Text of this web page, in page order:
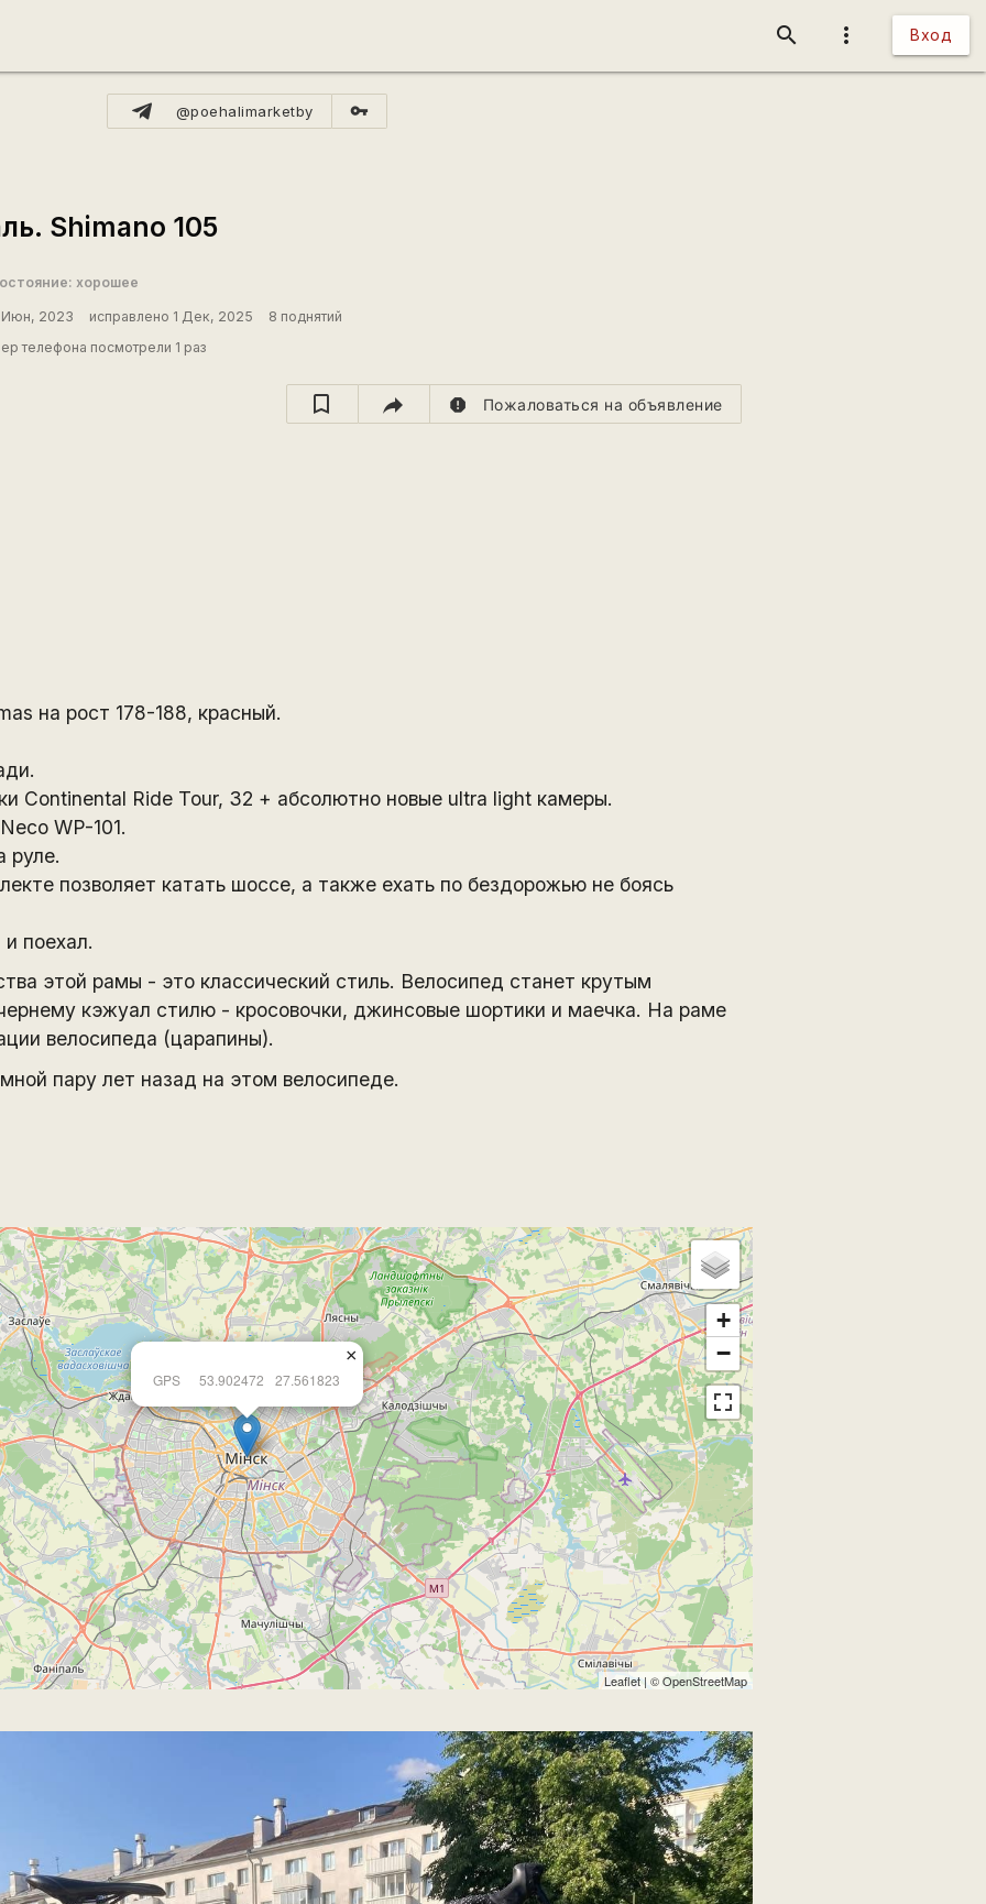
more_vert Вход
search
@poehalimarketby vpn_key
Shimano 105
хорошее
Июн, 2023 исправлено 1 Дек, 2025
8 поднятий
телефона посмотрели 1 раз
report Пожаловаться на объявление
на рост 178-188, красный.
Continental Ride Tour, 32 + абсолютно новые ultra light камеры.
WP-101.
руле.
позволяет катать шоссе, а также ехать по бездорожью не боясь
поехал.
этой рамы - это классический стиль. Велосипед станет крутым
кэжуал стилю - кросовочки, джинсовые шортики и маечка. На раме
велосипеда (царапины).
пару лет назад на этом велосипеде.
GPS 53.902472 27.561823
×
+
−
Leaflet | ©OpenStreetMap